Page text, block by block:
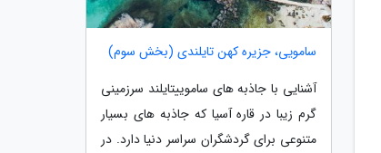
سامویی، جزیره کهن تایلندی (بخش سوم)
آشنایی با جاذبه های ساموییتایلند سرزمینی
گرم زیبا در قاره آسیا که جاذبه های بسیار
متنوعی برای گردشگران سراسر دنیا دارد. در